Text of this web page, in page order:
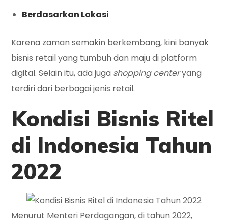
Berdasarkan Lokasi
Karena zaman semakin berkembang, kini banyak
bisnis retail yang tumbuh dan maju di platform
digital. Selain itu, ada juga shopping centeryang
terdiri dari berbagai jenis retail.
Kondisi Bisnis Ritel
di Indonesia Tahun
2022
Menurut Menteri Perdagangan, di tahun 2022,